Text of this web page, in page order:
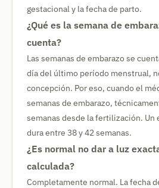
gestacional y la fecha de parto.
¿Qué es la semana de
cuenta?
Las semanas de embarazo se
día del último período menstrual,
concepción. Por eso, cuando el
semanas de embarazo,
semanas desde la fertilización. Un
dura entre 38 y 42 semanas.
¿Es normal no dar a luz
calculada?
Completamente normal. La fecha